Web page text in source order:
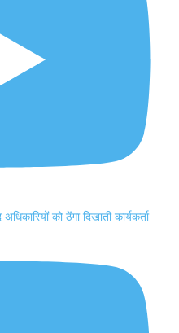
को ठेंगा दिखाती कार्यकर्ता